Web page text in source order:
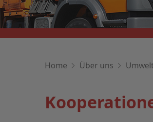
Home Über uns